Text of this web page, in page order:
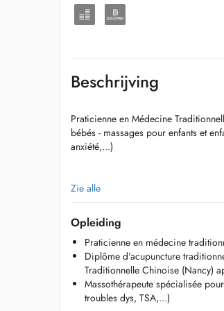
Beschrijving
Praticienne en Médecine
bébés - massages pour enfants et
anxiété,...)
Veuillez noter que les rendez-vous
date prévue. Passé ce délai, la séance
Sachez que si vous bénéficiez d'une
être remboursées jusqu'à 80 %.
Zie alle
Opleiding
Praticienne en médecine
Diplôme d'acupuncture
Traditionnelle Chinoise (Nancy)
Massothérapeute spécialisée
troubles dys, TSA,...)